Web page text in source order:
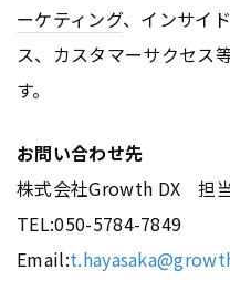
ーケティング、インサイ
ス、カスタマーサクセス
す。
お問い合わせ先
株式会社Growth DX 担
TEL:050-5784-7849
Email: